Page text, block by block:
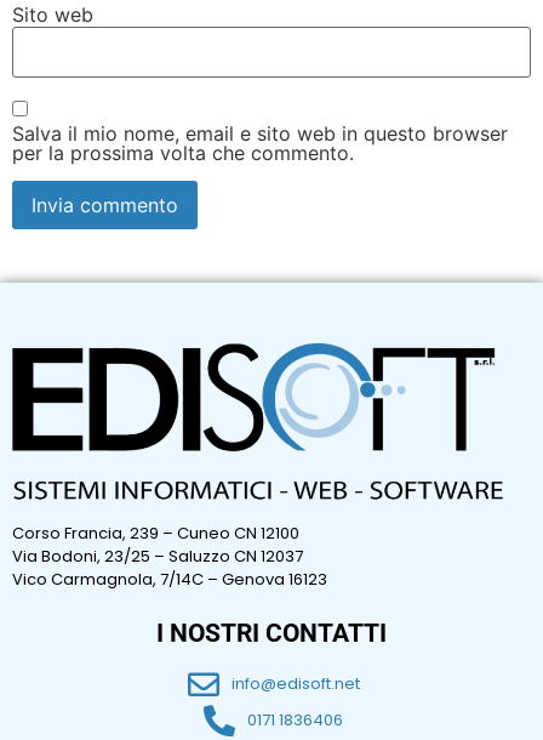
Sito web
Salva il mio nome, email e sito web in questo browser
per la prossima volta che commento.
Corso Francia, 239 – Cuneo CN 12100
Via Bodoni, 23/25 – Saluzzo CN 12037
Vico Carmagnola, 7/14C – Genova 16123
I NOSTRI CONTATTI
info@edisoft.net
0171 1836406